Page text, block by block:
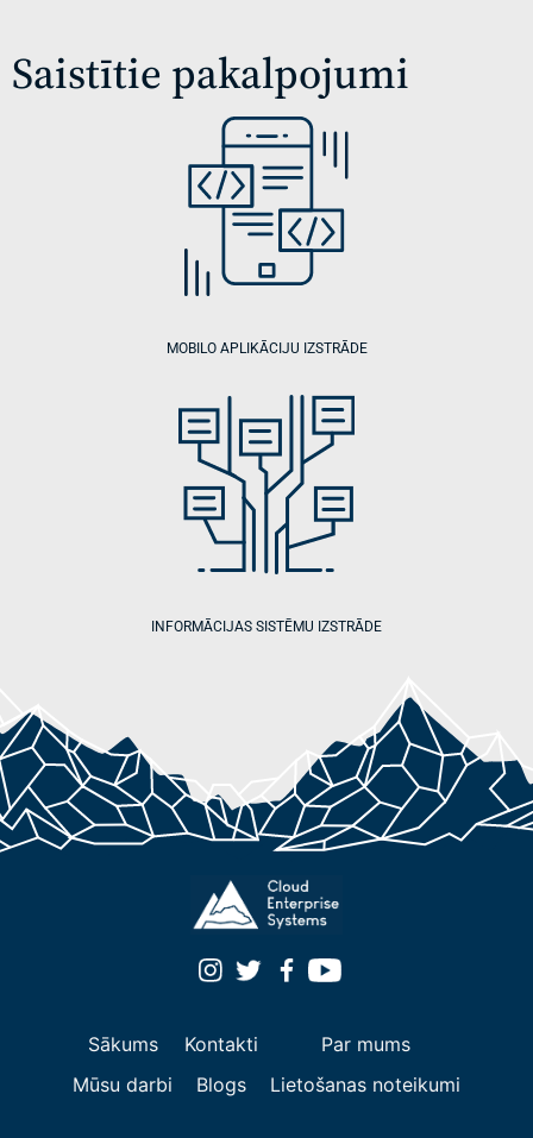
Saistītie pakalpojumi
MOBILO APLIKĀCIJU IZSTRĀDE
INFORMĀCIJAS SISTĒMU IZSTRĀDE
Sākums Kontakti
Par mums
Mūsu darbi
Blogs Lietošanas noteikumi